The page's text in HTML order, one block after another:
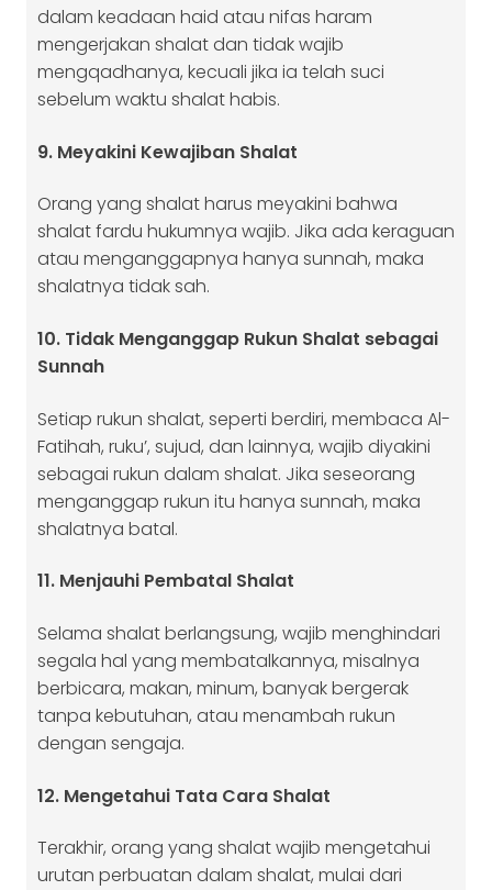
dalam keadaan haid atau nifas haram
mengerjakan shalat dan tidak wajib
mengqadhanya, kecuali jika ia telah suci
sebelum waktu shalat habis.
9. Meyakini Kewajiban Shalat
Orang yang shalat harus meyakini bahwa
shalat fardu hukumnya wajib. Jika ada keraguan
atau menganggapnya hanya sunnah, maka
shalatnya tidak sah.
10. Tidak Menganggap Rukun Shalat sebagai
Sunnah
Setiap rukun shalat, seperti berdiri, membaca Al-
Fatihah, ruku’, sujud, dan lainnya, wajib diyakini
sebagai rukun dalam shalat. Jika seseorang
menganggap rukun itu hanya sunnah, maka
shalatnya batal.
11. Menjauhi Pembatal Shalat
Selama shalat berlangsung, wajib menghindari
segala hal yang membatalkannya, misalnya
berbicara, makan, minum, banyak bergerak
tanpa kebutuhan, atau menambah rukun
dengan sengaja.
12. Mengetahui Tata Cara Shalat
Terakhir, orang yang shalat wajib mengetahui
urutan perbuatan dalam shalat, mulai dari